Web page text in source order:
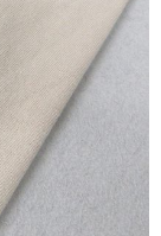
映画
Tシャツ
ミリタリー